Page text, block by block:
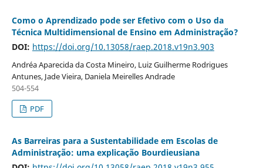
Como o Aprendizado pode ser Efetivo com o Uso da
Técnica Multidimensional de Ensino em Administração?
DOI: https://doi.org/10.13058/raep.2018.v19n3.903
Andréa Aparecida da Costa Mineiro, Luiz Guilherme Rodrigues
Antunes, Jade Vieira, Daniela Meirelles Andrade
504-554
PDF
As Barreiras para a Sustentabilidade em Escolas de
Administração: uma explicação Bourdieusiana